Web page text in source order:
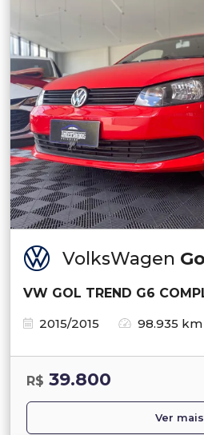
VolksWagen
VW GOL TREND G6
2015/2015
98.935 km
R$ 39.800
Ver mais